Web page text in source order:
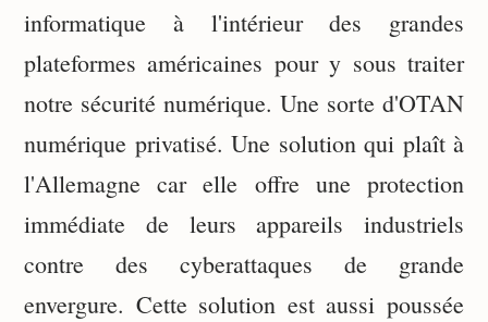
informatique à l'intérieur des grandes
plateformes américaines pour y sous traiter
notre sécurité numérique. Une sorte d'OTAN
numérique privatisé. Une solution qui plaît à
l'Allemagne car elle offre une protection
immédiate de leurs appareils industriels
contre des cyberattaques de grande
envergure. Cette solution est aussi poussée